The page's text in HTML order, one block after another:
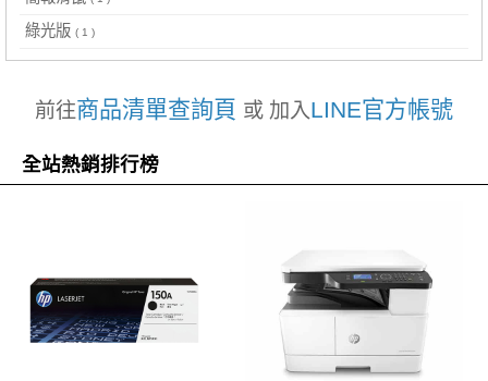
綠光版 ( 1 )
前往商品清單查詢頁 或 加入LINE官方帳號
全站熱銷排行榜